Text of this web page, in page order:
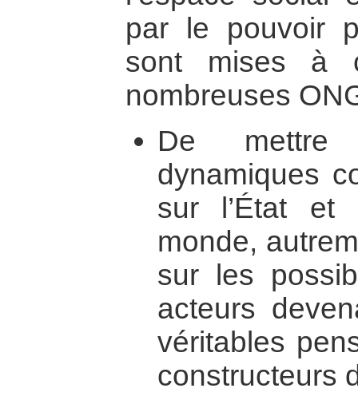
par le pouvoir
sont mises à
nombreuses
De
dynamiques
sur l’État et
monde,
sur les
acteurs
véritables
constructeurs